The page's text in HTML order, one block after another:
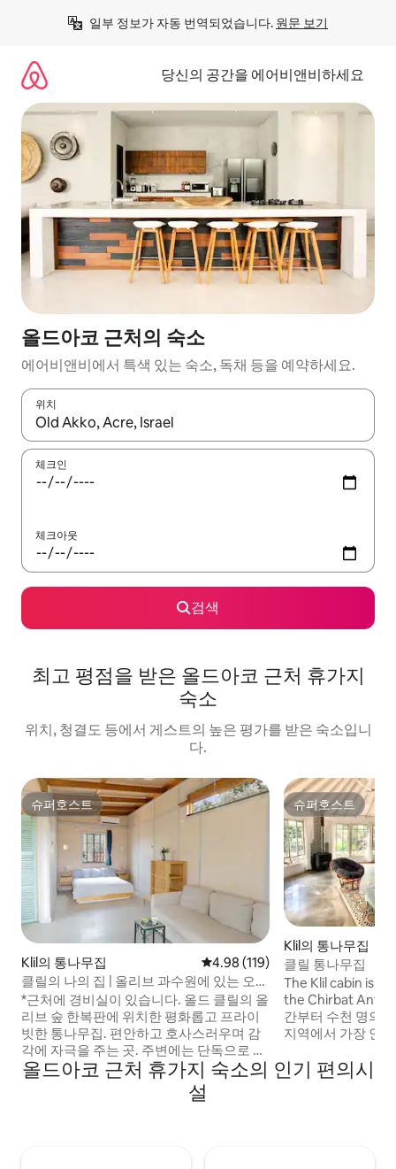
일부 정보가 자동 번역되었습니다. 원문 보기
당신의 공간을 에어비앤비하세요
올드아코 근처의 숙소
에어비앤비에서 특색 있는 숙소, 독채 등을 예약하세요.
위치
결과가 나오면 위·아래 화살표 키를 사용하거나 터치 또는 스와이
체크인
체크아웃
검색
최고 평점을 받은 올드아코 근처 휴가지
숙소
위치, 청결도 등에서 게스트의 높은 평가를 받은 숙소입니
다.
슈퍼호스트
슈퍼호스트
Klil의 통나무집 평점 4.98점(5점 만점), 후기 119
4.98 (119)
클릴의 나의 집 | 올리브 과수원에 있는 오두
막, 거대한 전용 마당
*근처에 경비실이 있습니다. 올드 클릴의 올
리브 숲 한복판에 위치한 평화롭고 프라이
빗한 통나무집. 편안하고 호사스러우며 감
각에 자극을 주는 곳. 주변에는 단독으로 이
용하실 수 있는 넓은 야생 지역이 펼쳐져 있
으며, 둘러볼 수 있는 좌석 공간과 휴식을 취
할 수 있는 공간(그네, 해먹, 정자 포함)이 있
슈퍼호스트
슈퍼호스트
Klil의 통나무집
클릴 통나무집
The Klil cabin is
the Chirbat Antique
간부터 수천 명의
지역에서 가장 인
골 체험을 원하는
게 적합합니다. 냉
올드아코 근처 휴가지 숙소의 인기 편의시
설